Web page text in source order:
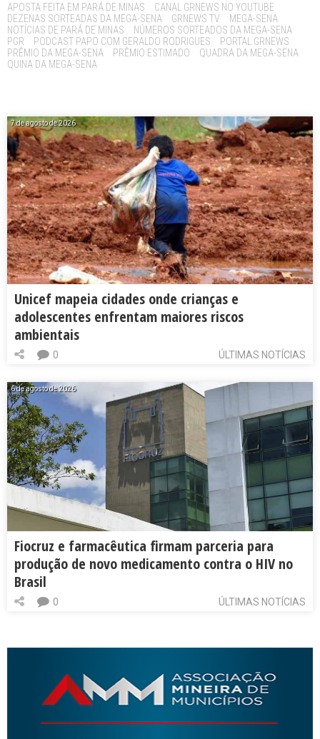
Tags:
APOSTA FEITA EM PARÁ DE MINAS
CANAL GRNEWS NO YOUTUBE
DEZENAS SORTEADAS DA MEGA-SENA
GRNEWS TV
MEGA-SENA
NOTÍCIAS DE PARÁ DE MINAS
NÚMEROS SORTEADOS DA MEGA-SENA
PGR
PODCAST PAPO COM GERALDO RODRIGUES
PORTAL GRNEWS
PRÊMIO DA MEGA-SENA
PRÊMIO ESTIMADO
QUADRA DA MEGA-SENA
QUINA DA MEGA-SENA
7 de agosto de 2026
Unicef mapeia cidades onde crianças e
adolescentes enfrentam maiores riscos
ambientais
ÚLTIMAS NOTÍCIAS
0
6 de agosto de 2026
Fiocruz e farmacêutica firmam parceria para
produção de novo medicamento contra o HIV no
Brasil
ÚLTIMAS NOTÍCIAS
0